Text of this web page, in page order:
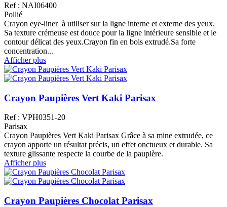
Ref : NAI06400
Pollié
Crayon eye-liner à utiliser sur la ligne interne et externe des yeux.
Sa texture crémeuse est douce pour la ligne intérieure sensible et le
contour délicat des yeux.Crayon fin en bois extrudé.Sa forte
concentration...
Afficher plus
Crayon Paupières Vert Kaki Parisax
Ref : VPH0351-20
Parisax
Crayon Paupières Vert Kaki Parisax Grâce à sa mine extrudée, ce
crayon apporte un résultat précis, un effet onctueux et durable. Sa
texture glissante respecte la courbe de la paupière.
Afficher plus
Crayon Paupières Chocolat Parisax